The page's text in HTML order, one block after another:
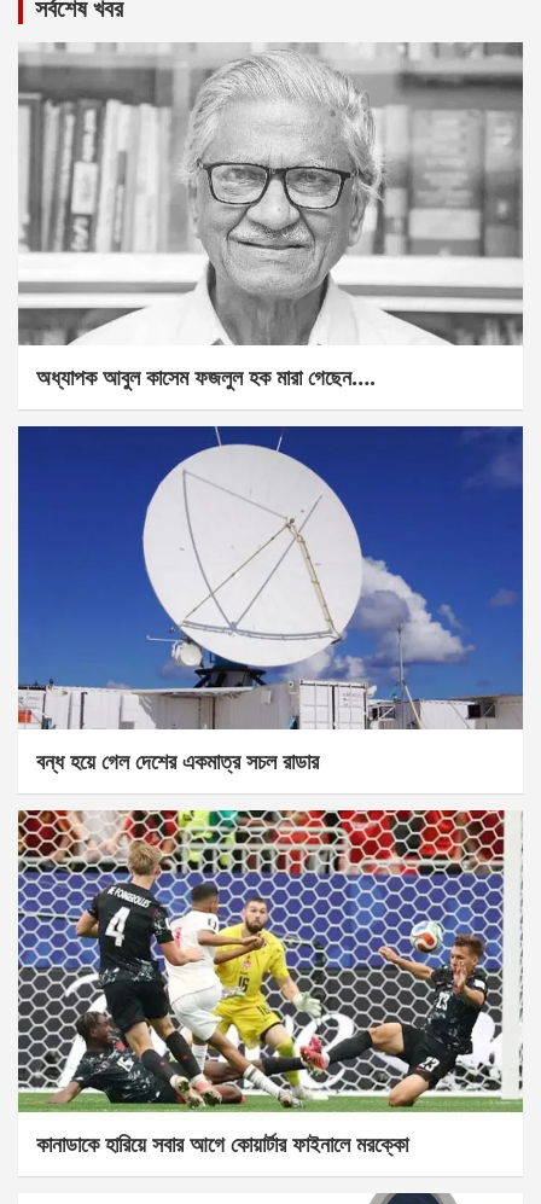
সর্বশেষ খবর
অধ্যাপক আবুল কাসেম ফজলুল হক মারা গেছেন….
বন্ধ হয়ে গেল দেশের একমাত্র সচল রাডার
কানাডাকে হারিয়ে সবার আগে কোয়ার্টার ফাইনালে মরক্কো